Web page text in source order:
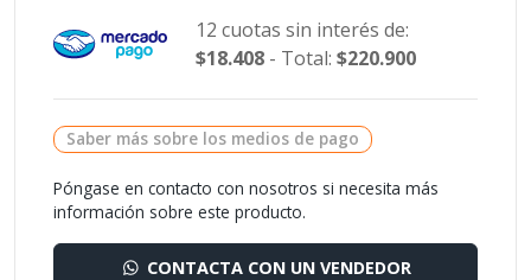
12 cuotas sin interés de:
$18.408- Total: $220.900
Saber más sobre los medios de pago
Póngase en contacto con nosotros si necesita más
información sobre este producto.
CONTACTA CON UN VENDEDOR